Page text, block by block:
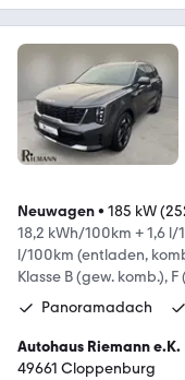
Neuwagen• 185 kW
18,2 kWh/100km + 1,6 l/
l/100km (entladen,
Klasse B (gew. komb.),
Panoramadach
Autohaus Riemann e.K.
49661 Cloppenburg